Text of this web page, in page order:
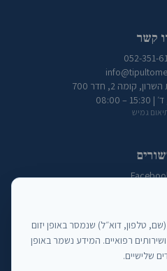
קשר
052-351-
|
08:00 – 15:30
גמיש
טלפון, דוא״ל) שנמסר באופן יזום
רפואיים. המידע נשמר באופן
שלישיים.